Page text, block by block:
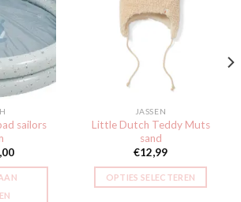
Toevoegen
verlanglijst
sailors
Huidige
is:
€25,00.
Toevoegen
verlanglijst
JASSEN
Little Dutch Teddy Muts
sand
€12,99
OPTIES SELECTEREN